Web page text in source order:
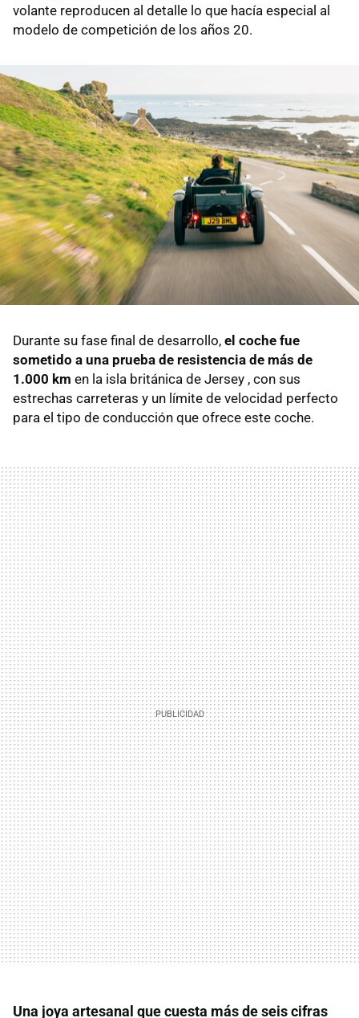
volante reproducen al detalle lo que hacía especial al
modelo de competición de los años 20.
Durante su fase final de desarrollo, el coche fue
sometido a una prueba de resistencia de más de
1.000 km en la isla británica de Jersey , con sus
estrechas carreteras y un límite de velocidad perfecto
para el tipo de conducción que ofrece este coche.
Una joya artesanal que cuesta más de seis cifras